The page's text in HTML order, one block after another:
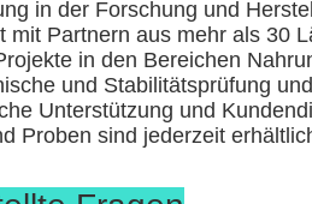
in der Forschung und
mit Partnern aus mehr als 30
in den Bereichen
und Stabilitätsprüfung
Unterstützung und
Proben sind jederzeit